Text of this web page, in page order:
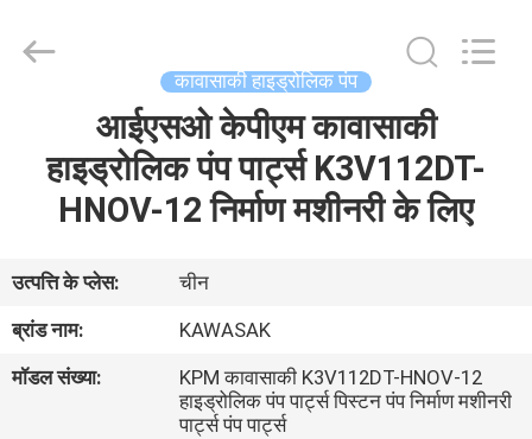
उत्पाद
वीडियो
वीआर
Machinery
कावासाकी हाइड्रोलिक पंप
आईएसओ केपीएम कावासाकी
हाइड्रोलिक पंप पार्ट्स K3V112DT-
HNOV-12 निर्माण मशीनरी के लिए
उत्पत्ति के प्लेस:
चीन
ब्रांड नाम:
KAWASAK
मॉडल संख्या:
KPM कावासाकी K3V112DT-HNOV-12
हाइड्रोलिक पंप पार्ट्स पिस्टन पंप निर्माण मशीनरी
पार्ट्स पंप पार्ट्स